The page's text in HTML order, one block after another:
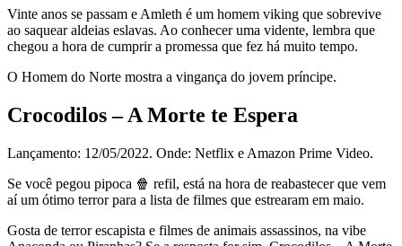
Vinte anos se passam e Amleth é um homem viking que sobrevive
ao saquear aldeias eslavas. Ao conhecer uma vidente, lembra que
chegou a hora de cumprir a promessa que fez há muito tempo.
O Homem do Norte mostra a vingança do jovem príncipe.
Crocodilos – A Morte te Espera
Lançamento: 12/05/2022. Onde: Netflix e Amazon Prime Video.
Se você pegou pipoca 🍿 refil, está na hora de reabastecer que vem
aí um ótimo terror para a lista de filmes que estrearam em maio.
Gosta de terror escapista e filmes de animais assassinos, na vibe